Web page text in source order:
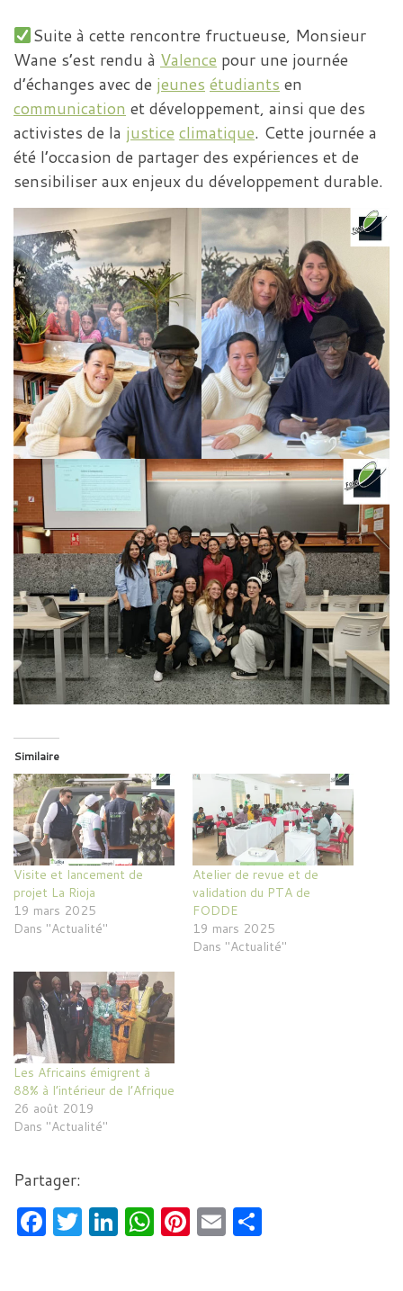
Suite à cette rencontre fructueuse, Monsieur
Wane s’est rendu à Valence pour une journée
d’échanges avec de jeunes étudiants en
communication et développement, ainsi que des
activistes de la justice climatique. Cette journée a
été l’occasion de partager des expériences et de
sensibiliser aux enjeux du développement durable.
Similaire
Visite et lancement de
projet La Rioja
19 mars 2025
Dans "Actualité"
Atelier de revue et de
validation du PTA de
FODDE
19 mars 2025
Dans "Actualité"
Les Africains émigrent à
88% à l’intérieur de l’Afrique
26 août 2019
Dans "Actualité"
Partager:
F
a
T
w
Li
n
W
h
Pi
nt
E
m